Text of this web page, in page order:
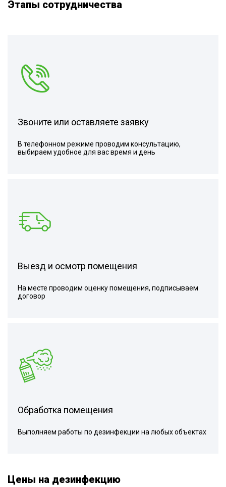
Этапы сотрудничества
Звоните или оставляете заявку
В телефонном режиме проводим консультацию,
выбираем удобное для вас время и день
Выезд и осмотр помещения
На месте проводим оценку помещения, подписываем
договор
Обработка помещения
Выполняем работы по дезинфекции на любых объектах
Цены на дезинфекцию